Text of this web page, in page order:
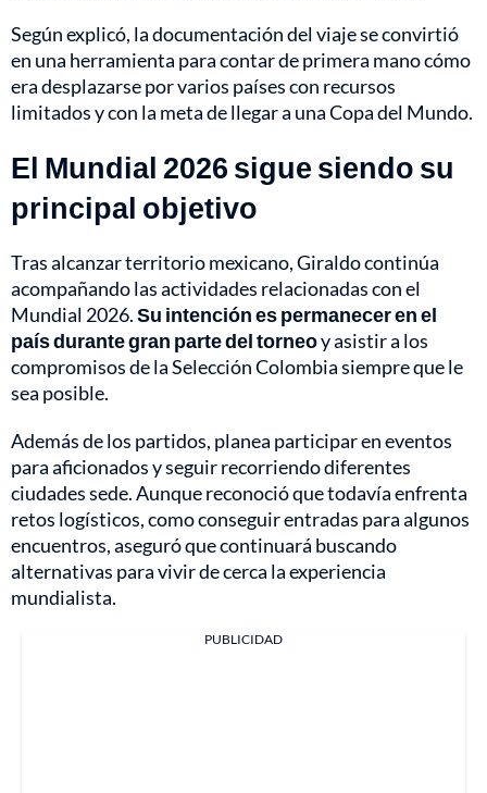
Según explicó, la documentación del viaje se convirtió
en una herramienta para contar de primera mano cómo
era desplazarse por varios países con recursos
limitados y con la meta de llegar a una Copa del Mundo.
El Mundial 2026 sigue siendo su
principal objetivo
Tras alcanzar territorio mexicano, Giraldo continúa
acompañando las actividades relacionadas con el
Mundial 2026.Su intención es permanecer en el
país durante gran parte del torneoy asistir a los
compromisos de la Selección Colombia siempre que le
sea posible.
Además de los partidos, planea participar en eventos
para aficionados y seguir recorriendo diferentes
ciudades sede. Aunque reconoció que todavía enfrenta
retos logísticos, como conseguir entradas para algunos
encuentros, aseguró que continuará buscando
alternativas para vivir de cerca la experiencia
mundialista.
PUBLICIDAD